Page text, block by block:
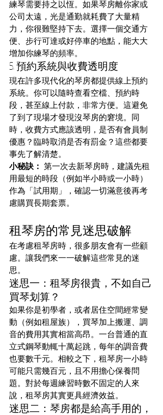
練琴需要持之以恆。如果琴房離你家或
公司太遠，光是通勤就耗費了大量精
力，你很難堅持下去。選擇一個交通方
便、步行可達或好停車的地點，能大大
增加你練琴的頻率。
5. 預約系統與收費透明度
現在許多現代化的琴房都提供線上預約
系統。你可以隨時查看空檔、預約時
段，甚至線上付款，非常方便。這避免
了到了現場才發現沒琴房的窘境。同
時，收費方式應該透明，是否有會員制
優惠？臨時取消是否有罰金？這些都要
事先了解清楚。
小秘訣： 第一次去新琴房時，建議先租
用最短的時段（例如半小時或一小時）
作為「試用期」，確認一切滿意後再考
慮購買長期套票。
租琴房的常見迷思破解
在考慮租琴房時，很多朋友會有一些顧
慮。讓我們來一一破解這些常見的迷
思。
迷思一：租琴房很貴，不如自己
買琴划算？
如果你是初學者，或者居住空間經常變
動（例如租屋族），買琴加上搬運、調
音的費用其實相當高昂。一台普通的直
立式鋼琴動輒十萬起跳，每年的調音費
也要數千元。相較之下，租琴房一小時
可能只需幾百元，且不用擔心保養問
題。對於每週練習時數不固定的人來
說，租琴房其實更具經濟效益。
迷思二：琴房都是給高手用的，